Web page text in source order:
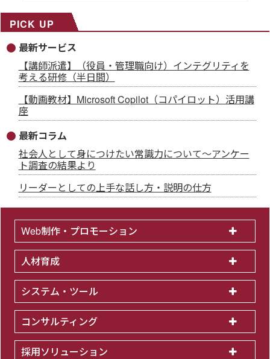
ールマガジン26年１月14配信分です。
PICK UP
最新サービス
【講師派遣】（役員・管理職向け）インテグリティを
考える研修（半日間）
【動画教材】Microsoft Copilot（コパイロット）活用講
座
最新コラム
社会人として身につけたい常識力について～アンケー
ト調査の結果より
リーダーとしての上手な話し方・説明の仕方
Web制作・プロモーション
人材育成
システム・ツール
コンサルティング
採用ソリューション